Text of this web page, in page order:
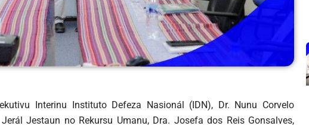
Interinu Instituto Defeza Nasionál (IDN), Dr. Nunu Corvelo
Jestaun no Rekursu Umanu, Dra. Josefa dos Reis Gonsalves,